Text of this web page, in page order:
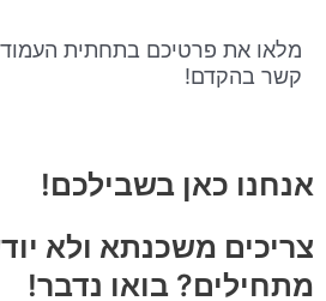
מלאו את פרטיכם בתחתית העמוד
קשר בהקדם!
אנחנו כאן בשבילכם!
צריכים משכנתא ולא
מתחילים? בואו נדבר!